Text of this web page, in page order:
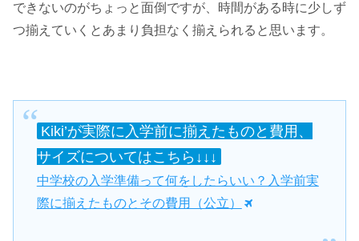
できないのがちょっと面倒ですが、時間がある時に少しず
つ揃えていくとあまり負担なく揃えられると思います。
Kiki’が実際に入学前に揃えたものと費用、
サイズについてはこちら↓↓↓
中学校の入学準備って何をしたらいい？入学前実
際に揃えたものとその費用（公立）